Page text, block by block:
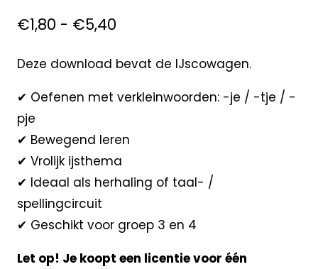
€1,80 - €5,40
Deze download bevat de IJscowagen.
✔ Oefenen met verkleinwoorden: -je / -tje / -
pje
✔ Bewegend leren
✔ Vrolijk ijsthema
✔ Ideaal als herhaling of taal- /
spellingcircuit
✔ Geschikt voor groep 3 en 4
Let op! Je koopt een licentie voor één